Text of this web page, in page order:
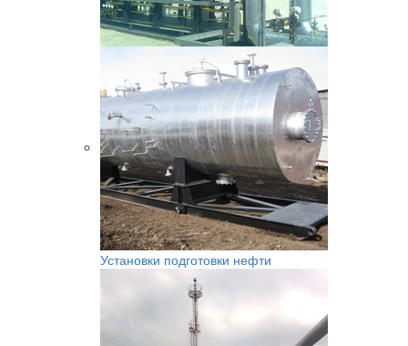
Установки подготовки нефти